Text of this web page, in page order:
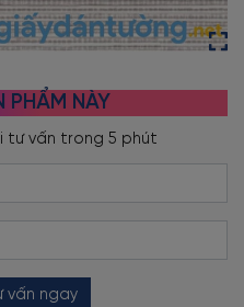
PHẨM NÀY
vấn ngay